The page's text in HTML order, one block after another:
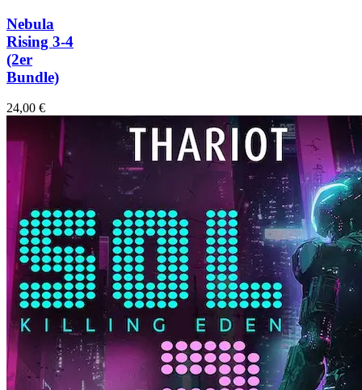
Nebula
Rising 3-4
(2er
Bundle)
24,00 €